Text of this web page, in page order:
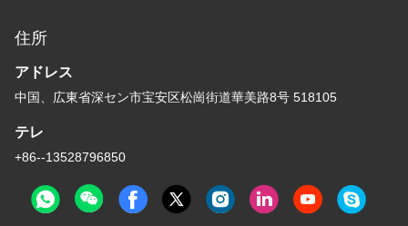
住所
アドレス
中国、広東省深セン市宝安区松崗街道華美路8号 518105
テレ
+86--13528796850